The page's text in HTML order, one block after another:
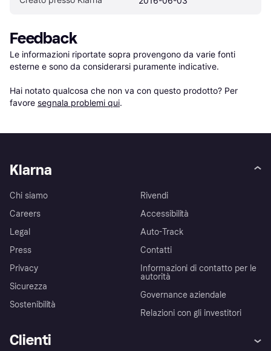
Feedback
Le informazioni riportate sopra provengono da varie fonti
esterne e sono da considerarsi puramente indicative.
Hai notato qualcosa che non va con questo prodotto? Per
favore segnala problemi qui.
Klarna
Chi siamo
Careers
Legal
Press
Privacy
Sicurezza
Sostenibilità
Rivendi
Accessibilità
Auto-Track
Contatti
Informazioni di contatto per le
autorità
Governance aziendale
Relazioni con gli investitori
Clienti